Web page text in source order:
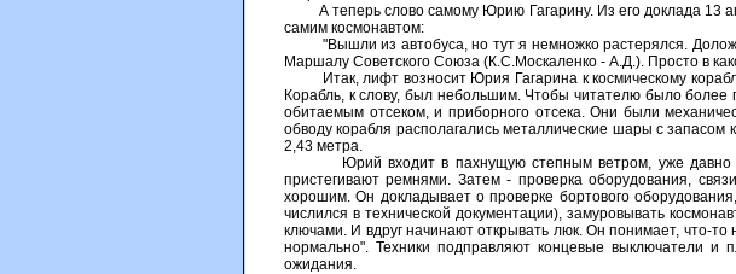
А теперь слово самому Юрию Гагарину. Из его доклада 13
самим космонавтом:
"Вышли из автобуса, но тут я немножко растерялся.
Маршалу Советского Союза (К.С.Москаленко - А.Д.). Просто в
Итак, лифт возносит Юрия Гагарина к космическому
Корабль, к слову, был небольшим. Чтобы читателю было более
обитаемым отсеком, и приборного отсека. Они были
обводу корабля располагались металлические шары с
2,43 метра.
Юрий входит в пахнущую степным ветром, уже давно
пристегивают ремнями. Затем - проверка оборудования,
хорошим. Он докладывает о проверке бортового
числился в технической документации), замуровывать
ключами. И вдруг начинают открывать люк. Он понимает, что-
нормально". Техники подправляют концевые выключатели
ожидания.